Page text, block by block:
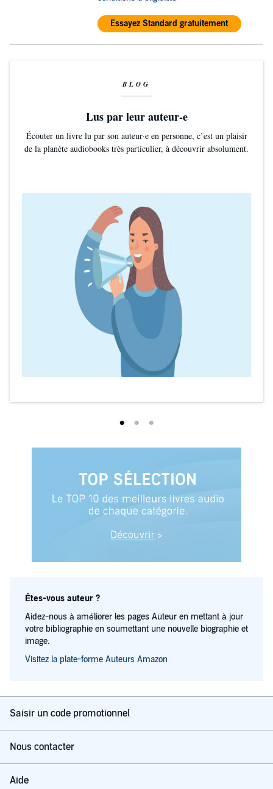
Essayez Standard gratuitement
BLOG
Lus par leur auteur-e
Écouter un livre lu par son auteur·e en personne, c’est un plaisir
de la planète audiobooks très particulier, à découvrir absolument.
Êtes-vous auteur ?
Aidez-nous à améliorer les pages Auteur en mettant à jour
votre bibliographie en soumettant une nouvelle biographie et
image.
Visitez la plate-forme Auteurs Amazon
Saisir un code promotionnel
Nous contacter
Aide